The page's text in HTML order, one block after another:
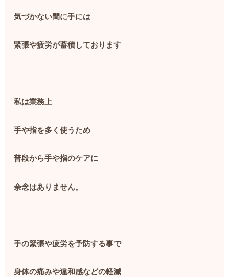
気づかない間に手には
緊張や疲労が蓄積しております
私は業務上
手や指を多く使うため
普段から手や指のケアに
余念はありません。
手の緊張や疲労を予防する事で
身体の痛みや違和感などの軽減